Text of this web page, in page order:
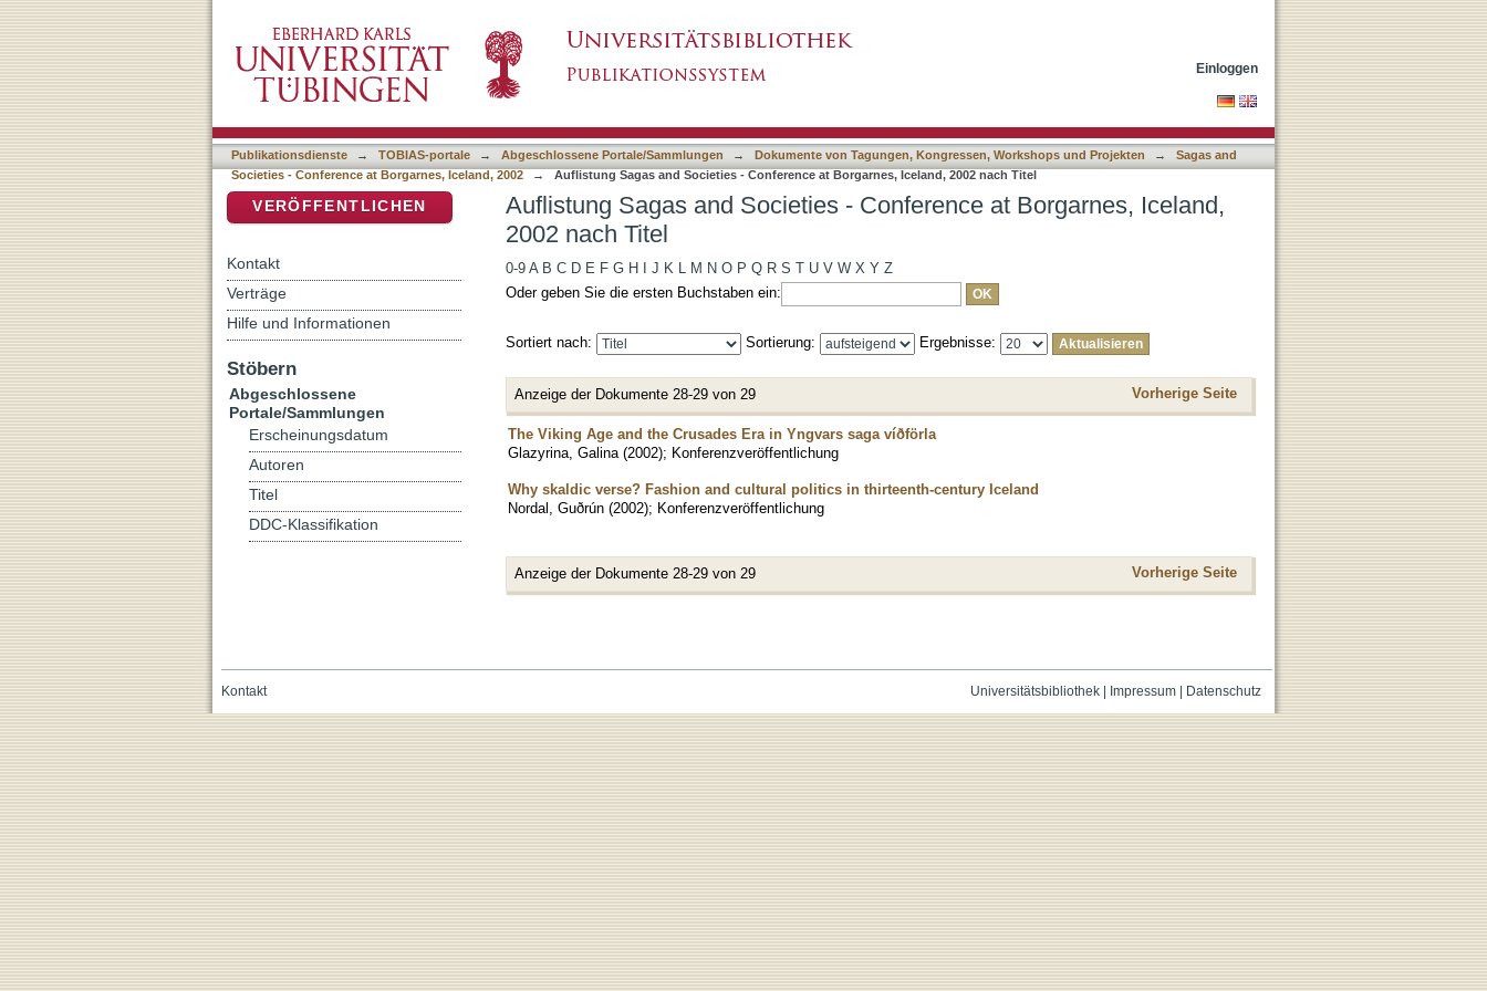
Einloggen
Publikationsdienste → TOBIAS-portale → Abgeschlossene Portale/Sammlungen → Dokumente von Tagungen, Kongressen, Workshops und Projekten →
Sagas and
Societies - Conference at Borgarnes, Iceland, 2002
→ Auflistung Sagas and Societies - Conference at Borgarnes, Iceland, 2002 nach Titel
Auflistung Sagas and Societies - Conference at Borgarnes, Iceland,
2002 nach Titel
0-9 A B C D E F G H J K L M N O P Q R S T U V W X Y Z
Oder geben Sie die ersten Buchstaben ein:
Sortiert nach: Sortierung: Ergebnisse:
Anzeige der Dokumente 28-29 von 29 Vorherige Seite
The Viking Age and the Crusades Era in Yngvars saga víðförla
Glazyrina, Galina (2002); Konferenzveröffentlichung
Why skaldic verse? Fashion and cultural politics in thirteenth-century Iceland
Nordal, Guðrún (2002); Konferenzveröffentlichung
Anzeige der Dokumente 28-29 von 29 Vorherige Seite
VERÖFFENTLICHEN
Kontakt
Verträge
Hilfe und Informationen
Stöbern
Abgeschlossene
Portale/Sammlungen
Erscheinungsdatum
Autoren
Titel
DDC-Klassifikation
Universitätsbibliothek| Impressum| Datenschutz
Kontakt